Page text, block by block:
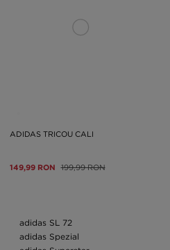
ADIDAS TRICOU CALI
149,99 RON 199,99 RON
adidas SL 72
adidas Spezial